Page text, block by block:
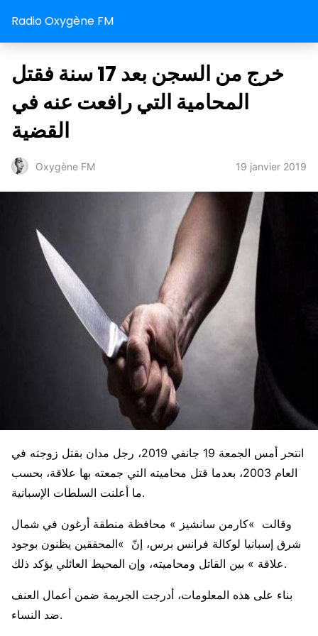
Radio Oxygène FM
خرج من السجن بعد 17 سنة فقتل
المحامية التي رافعت عنه في
القضية
Oxygène FM 19 janvier 2019
انتحر أمس الجمعة 19 جانفي 2019، رجل مدان بقتل زوجته في
العام 2003، بعدما قتل محاميته التي جمعته بها علاقة، بحسب
ما أعلنت السلطات الإسبانية.
وقالت »كارمن سانشيز » محافظة منطقة أرغون في شمال
شرق إسبانيا لوكالة فرانس برس، إنّ »المحققين يظنون بوجود
علاقة » بين القاتل ومحاميته، وإن المحيط العائلي يؤكد ذلك.
بناء على هذه المعلومات، أدرجت الجريمة ضمن أعمال العنف
ضد النساء.